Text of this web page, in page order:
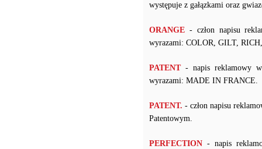
występuje z gałązkami oraz
ORANGE - człon napisu
wyrazami: COLOR, GILT,
PATENT- napis reklamowy w
wyrazami: MADE IN FRANCE.
PATENT. - człon napisu
Patentowym.
PERFECTION - napis